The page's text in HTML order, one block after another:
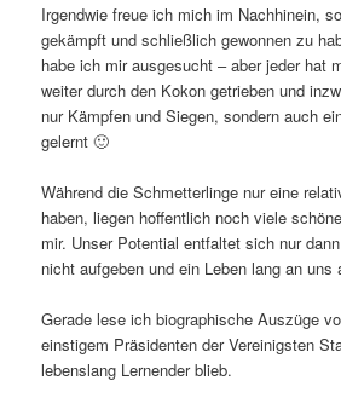
Irgendwie freue ich mich im Nachhinein,
gekämpft und schließlich gewonnen zu
habe ich mir ausgesucht – aber jeder hat
weiter durch den Kokon getrieben und
nur Kämpfen und Siegen, sondern auch
gelernt 🙂
Während die Schmetterlinge nur eine
haben, liegen hoffentlich noch viele
mir. Unser Potential entfaltet sich nur
nicht aufgeben und ein Leben lang an uns
Gerade lese ich biographische Auszüge
einstigem Präsidenten der Vereinigsten
lebenslang Lernender blieb.